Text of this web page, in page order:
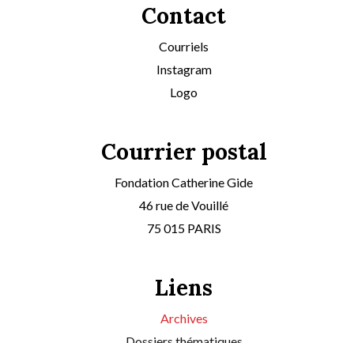
Contact
Courriels
Instagram
Logo
Courrier postal
Fondation Catherine Gide
46 rue de Vouillé
75 015 PARIS
Liens
Archives